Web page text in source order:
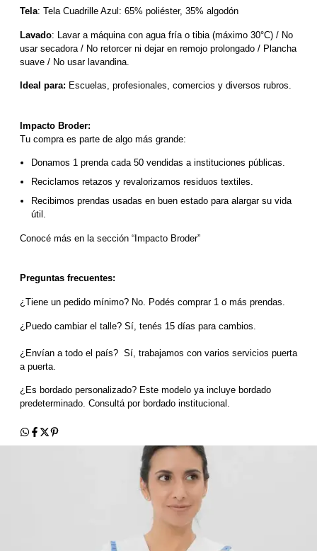
Tela: Tela Cuadrille Azul: 65% poliéster, 35% algodón
Lavado: Lavar a máquina con agua fría o tibia (máximo 30°C) / No
usar secadora / No retorcer ni dejar en remojo prolongado / Plancha
suave / No usar lavandina.
Ideal para: Escuelas, profesionales, comercios y diversos rubros.
Impacto Broder:
Tu compra es parte de algo más grande:
Donamos 1 prenda cada 50 vendidas a instituciones públicas.
Reciclamos retazos y revalorizamos residuos textiles.
Recibimos prendas usadas en buen estado para alargar su vida
útil.
Conocé más en la sección “Impacto Broder”
Preguntas frecuentes:
¿Tiene un pedido mínimo? No. Podés comprar 1 o más prendas.
¿Puedo cambiar el talle? Sí, tenés 15 días para cambios.
¿Envían a todo el país?  Sí, trabajamos con varios servicios puerta
a puerta.
¿Es bordado personalizado? Este modelo ya incluye bordado
predeterminado. Consultá por bordado institucional.